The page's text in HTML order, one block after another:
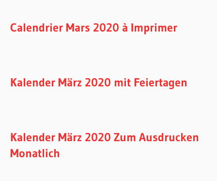
Calendrier Mars 2020 à Imprimer
Kalender März 2020 mit Feiertagen
Kalender März 2020 Zum Ausdrucken
Monatlich